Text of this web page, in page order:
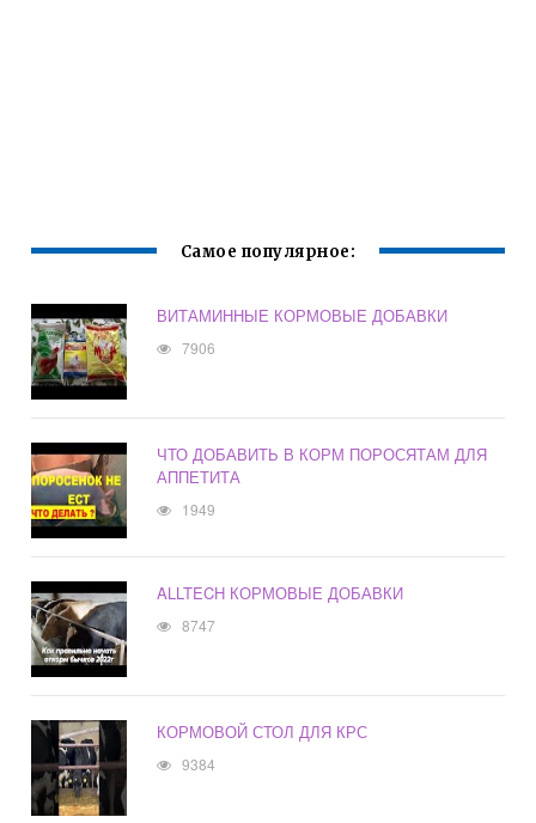
Самое популярное:
ВИТАМИННЫЕ КОРМОВЫЕ ДОБАВКИ
7906
ЧТО ДОБАВИТЬ В КОРМ ПОРОСЯТАМ ДЛЯ
АППЕТИТА
1949
ALLTECH КОРМОВЫЕ ДОБАВКИ
8747
КОРМОВОЙ СТОЛ ДЛЯ КРС
9384